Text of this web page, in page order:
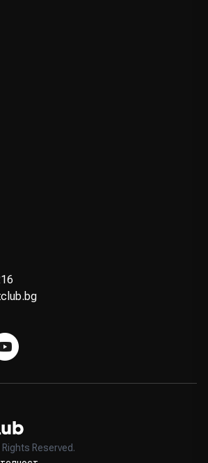
Reserved.